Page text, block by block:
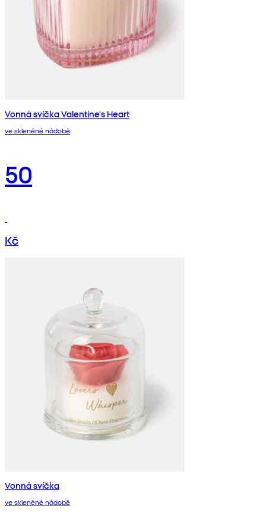
Vonná svíčka Valentine's Heart
ve skleněné nádobě
50
Kč
Vonná svíčka
ve skleněné nádobě